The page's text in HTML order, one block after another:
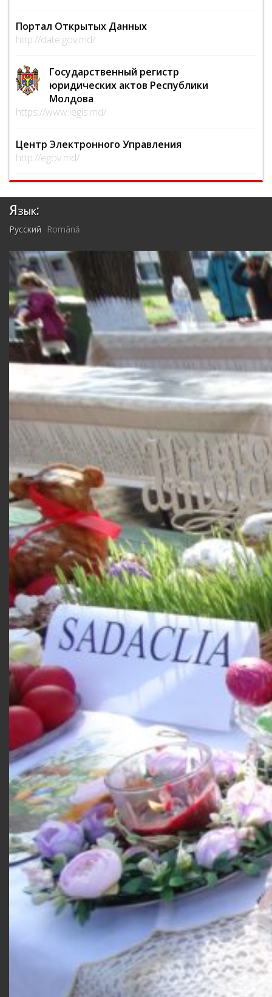
Портал Открытых Данных
http://date.gov.md/
Государственный регистр
юридических актов Республики
Молдова
https://www.legis.md/
Центр Электронного Управления
http://egov.md/
Язык:
Русский Română